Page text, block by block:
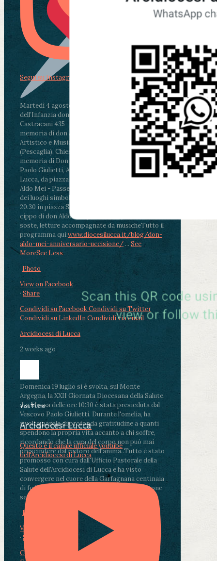
Martedì 4 agosto2026
ore 11:30 - Lucca, Scuola
dell’Infanzia don Aldo Mei - Viale Castruccio
Castracani 435 - Inaugurazione murales in
memoria di don Aldo Mei curato dal Liceo
Artistico e Musicale “Passaglia”
ore 18 - Fiano
(Pescaglia), Chiesa parrocchiale - Messa in
memoria di Don Aldo Mei celebrata da mons.
Paolo Giulietti, Arcivescovo di Lucca
ore 20.30 -
Lucca, da piazza San Michele al Cippo di don
Aldo Mei - Passeggiata della Memoria in alcuni
dei luoghi simbolo della città. Ritrovo alle ore
20.30 in piazza San Michele con conclusione al
cippo di don Aldo Mei (Porta Elisa). Durante le
soste, letture accompagnate da musicheTutto il
programma qui:www.diocesilucca.it/blog/don-
aldo-mei-anniversario-uccisione/ ... See
MoreSee Less
Photo
View on Facebook
· Share
Condividi su FacebookCondividi su Twitter
Condividi su LinkedInCondividi via email
Arcidiocesi di Lucca
2 weeks ago
Domenica 19 luglio si è svolta, sul Monte
Argegna, la XXII Giornata Diocesana della Salute.
.La Messa delle ore 10:30 è stata presieduta dal
Vescovo Paolo Giulietti. Durante l'omelia, ha
rivolto parole di profonda gratitudine a quanti
spendono la propria vita accanto a chi soffre,
ricordando che la cura del corpo non può mai
prescindere dal ristoro dell'anima..Tutto è stato
promosso con cura dall'Ufficio Pastorale della
Salute dell'Arcidiocesi di Lucca e ha visto
convergere nel cuore della Garfagnana centinaia
di fedeli, operatori sanitari, volontari e persone
segnate dalla malattia.
Photo
View on Facebook
· Share
Condividi su Facebook
Segui su Instagram
YouTube
Arcidiocesi Lucca
Questo è il canale ufficiale youtube
dell'Arcidiocesi di Lucca